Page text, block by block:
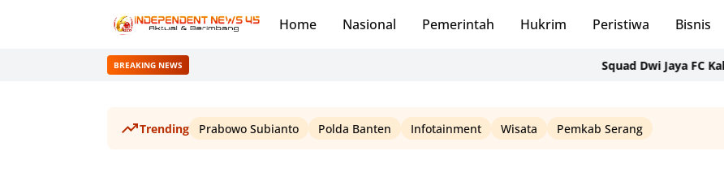
Home Nasional Pemerintah Hukrim Peristiwa Bisnis
BREAKING NEWS Squad Dwi Jaya FC Kalahkan
Trending Prabowo Subianto Polda Banten Infotainment Wisata Pemkab Serang